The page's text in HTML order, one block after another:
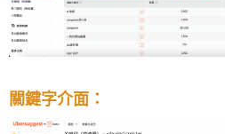
關鍵字介面：